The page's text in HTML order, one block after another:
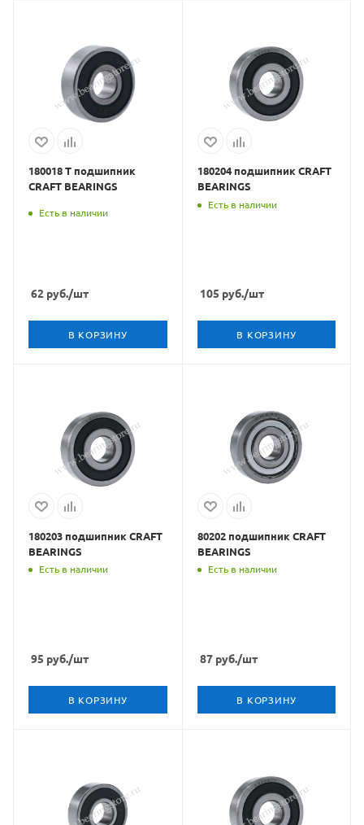
180018 T подшипник
CRAFT BEARINGS
Есть в наличии
62 руб./шт
В КОРЗИНУ
180204 подшипник CRAFT
BEARINGS
Есть в наличии
105 руб./шт
В КОРЗИНУ
180203 подшипник CRAFT
BEARINGS
Есть в наличии
95 руб./шт
В КОРЗИНУ
80202 подшипник CRAFT
BEARINGS
Есть в наличии
87руб./шт
В КОРЗИНУ